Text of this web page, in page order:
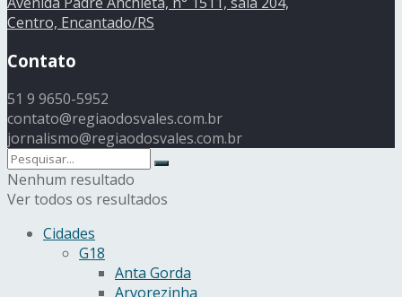
Centro, Encantado/RS
Contato
51 9 9650-5952
contato@regiaodosvales.com.br
jornalismo@regiaodosvales.com.br
Nenhum resultado
Ver todos os resultados
Cidades
G18
Anta Gorda
Arvorezinha